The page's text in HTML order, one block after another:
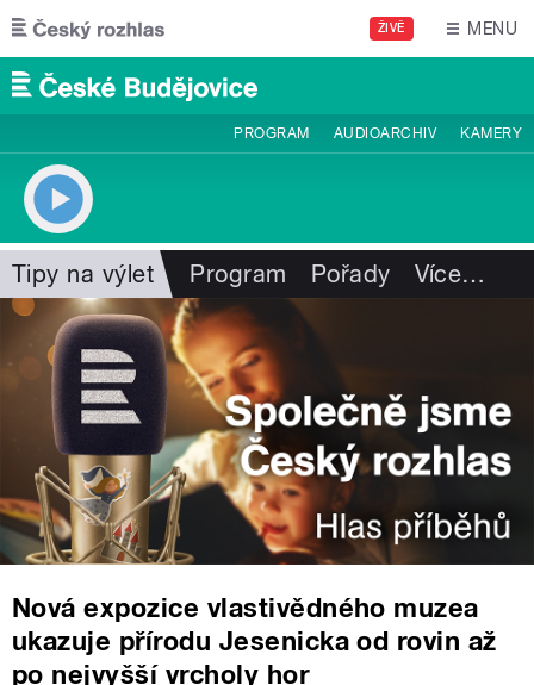
Přejít k hlavnímu obsahu
ŽIVĚ MENU
PROGRAM AUDIOARCHIV KAMERY
Tipy na výlet Program Pořady Více…
Nová expozice vlastivědného muzea
ukazuje přírodu Jesenicka od rovin až
po nejvyšší vrcholy hor